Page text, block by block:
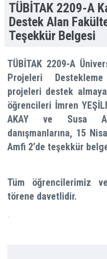
TÜBİTAK 2209-A
Destek Alan
Teşekkür Belgesi
TÜBİTAK 2209-A
Projeleri
projeleri destek
öğrencileri İmren
AKAY ve Susa
danışmanlarına, 15
Amfi 2’de teşekkür
Tüm öğrencilerimiz
törene davetlidir.
.